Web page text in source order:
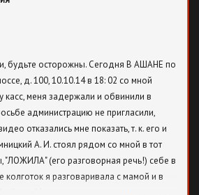
будьте осторожны. Сегодня В АШАНЕ по
д. 100, 10.10.14 в 18: 02 со мной
касс, меня задержали и обвинили в
администрацию не пригласили,
отказались мне показать, т. к. его и
А. И. стоял рядом со мной в тот
"ЛОЖИЛА" (его разговорная речь!) себе в
колготок я разговаривала с мамой и в